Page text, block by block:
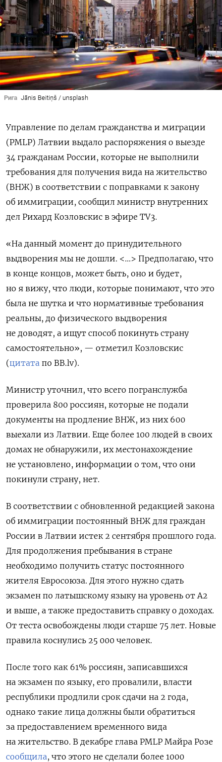
Рига Jānis Beitiņš / unsplash
Управление по делам гражданства и миграции
(PMLP) Латвии выдало распоряжения о выезде
34 гражданам России, которые не выполнили
требования для получения вида на жительство
(ВНЖ) в соответствии с поправками к закону
об иммиграции, сообщил министр внутренних
дел Рихард Козловскис в эфире TV3.
«На данный момент до принудительного
выдворения мы не дошли. <…> Предполагаю, что
в конце концов, может быть, оно и будет,
но я вижу, что люди, которые понимают, что это
была не шутка и что нормативные требования
реальны, до физического выдворения
не доводят, а ищут способ покинуть страну
самостоятельно», — отметил Козловскис
(цитата по BB.lv).
Министр уточнил, что всего погранслужба
проверила 800 россиян, которые не подали
документы на продление ВНЖ, из них 600
выехали из Латвии. Еще более 100 людей в своих
домах не обнаружили, их местонахождение
не установлено, информации о том, что они
покинули страну, нет.
В соответствии с обновленной редакцией закона
об иммиграции постоянный ВНЖ для граждан
России в Латвии истек 2 сентября прошлого года.
Для продолжения пребывания в стране
необходимо получить статус постоянного
жителя Евросоюза. Для этого нужно сдать
экзамен по латышскому языку на уровень от А2
и выше, а также предоставить справку о доходах.
От теста освобождены люди старше 75 лет. Новые
правила коснулись 25 000 человек.
После того как 61% россиян, записавшихся
на экзамен по языку, его провалили, власти
республики продлили срок сдачи на 2 года,
однако такие лица должны были обратиться
за предоставлением временного вида
на жительство. В декабре глава PMLP Майра Розе
сообщила, что этого не сделали более 1000